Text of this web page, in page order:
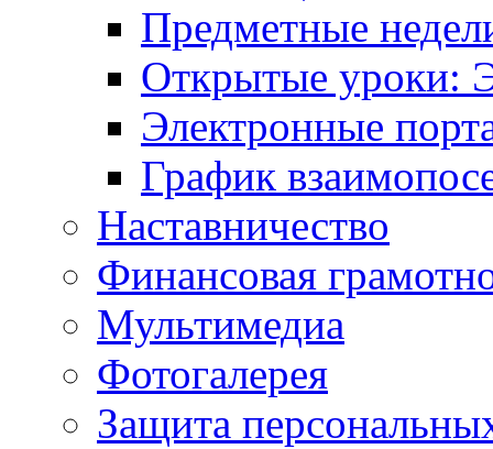
Предметные
Открытые уроки:
Электронные
График
Наставничество
Финансовая
Мультимедиа
Фотогалерея
Защита